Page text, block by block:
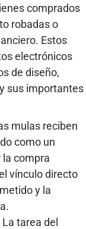
comprados
robadas o
Estos
electrónicos
de diseño,
sus importantes
mulas reciben
como un
compra
vínculo directo
y la
La tarea del